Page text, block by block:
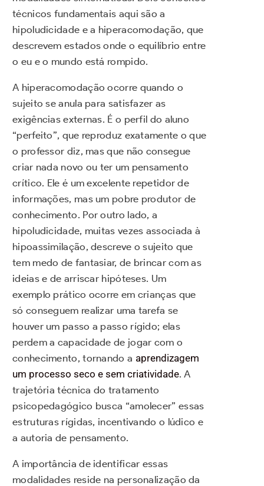
técnicos fundamentais aqui são a
hipoludicidade e a hiperacomodação, que
descrevem estados onde o equilíbrio entre
o eu e o mundo está rompido.
A hiperacomodação ocorre quando o
sujeito se anula para satisfazer as
exigências externas. É o perfil do aluno
“perfeito”, que reproduz exatamente o que
o professor diz, mas que não consegue
criar nada novo ou ter um pensamento
crítico. Ele é um excelente repetidor de
informações, mas um pobre produtor de
conhecimento. Por outro lado, a
hipoludicidade, muitas vezes associada à
hipoassimilação, descreve o sujeito que
tem medo de fantasiar, de brincar com as
ideias e de arriscar hipóteses. Um
exemplo prático ocorre em crianças que
só conseguem realizar uma tarefa se
houver um passo a passo rígido; elas
perdem a capacidade de jogar com o
conhecimento, tornando a aprendizagem
um processo seco e sem criatividade. A
trajetória técnica do tratamento
psicopedagógico busca “amolecer” essas
estruturas rígidas, incentivando o lúdico e
a autoria de pensamento.
A importância de identificar essas
modalidades reside na personalização da